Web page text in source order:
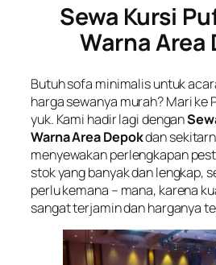
Sewa Kursi
Warna Area
Butuh sofa minimalis untuk
harga sewanya murah? Mari ke
yuk. Kami hadir lagi dengan
Warna Area Depokdan
menyewakan perlengkapan
stok yang banyak dan lengkap,
perlu kemana – mana, karena
sangat terjamin dan harganya